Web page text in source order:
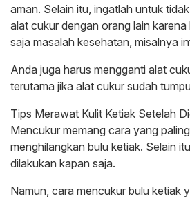
aman. Selain itu, ingatlah untuk
alat cukur dengan orang lain karena
saja masalah kesehatan, misalnya
Anda juga harus mengganti alat
terutama jika alat cukur sudah
Tips Merawat Kulit Ketiak Setelah
Mencukur memang cara yang
menghilangkan bulu ketiak. Selain
dilakukan kapan saja.
Namun, cara mencukur bulu ketiak